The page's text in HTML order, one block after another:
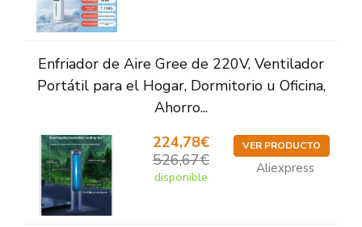
Enfriador de Aire Gree de 220V, Ventilador
Portátil para el Hogar, Dormitorio u Oficina,
Ahorro...
224,78€
526,67€
disponible
VER PRODUCTO
Aliexpress